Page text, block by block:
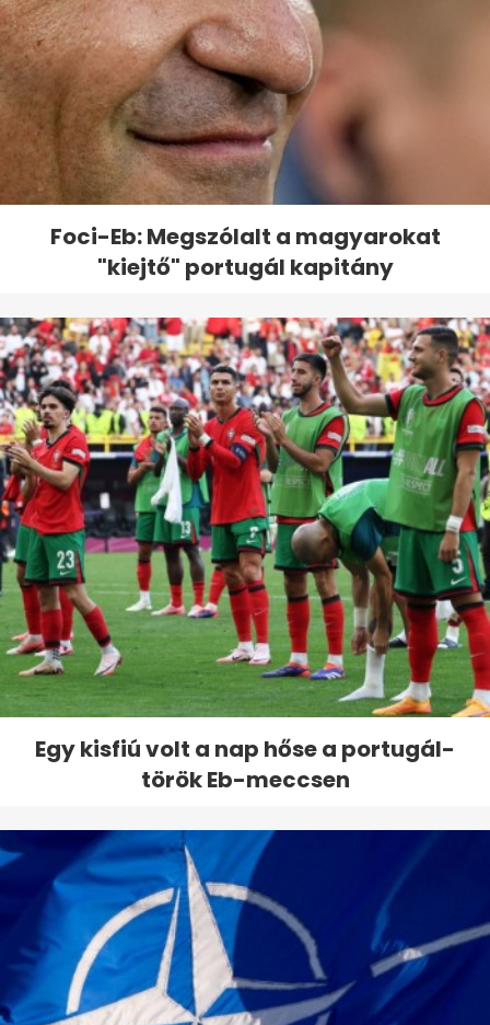
Foci-Eb: Megszólalt a magyarokat
"kiejtő" portugál kapitány
Egy kisfiú volt a nap hőse a portugál-
török Eb-meccsen